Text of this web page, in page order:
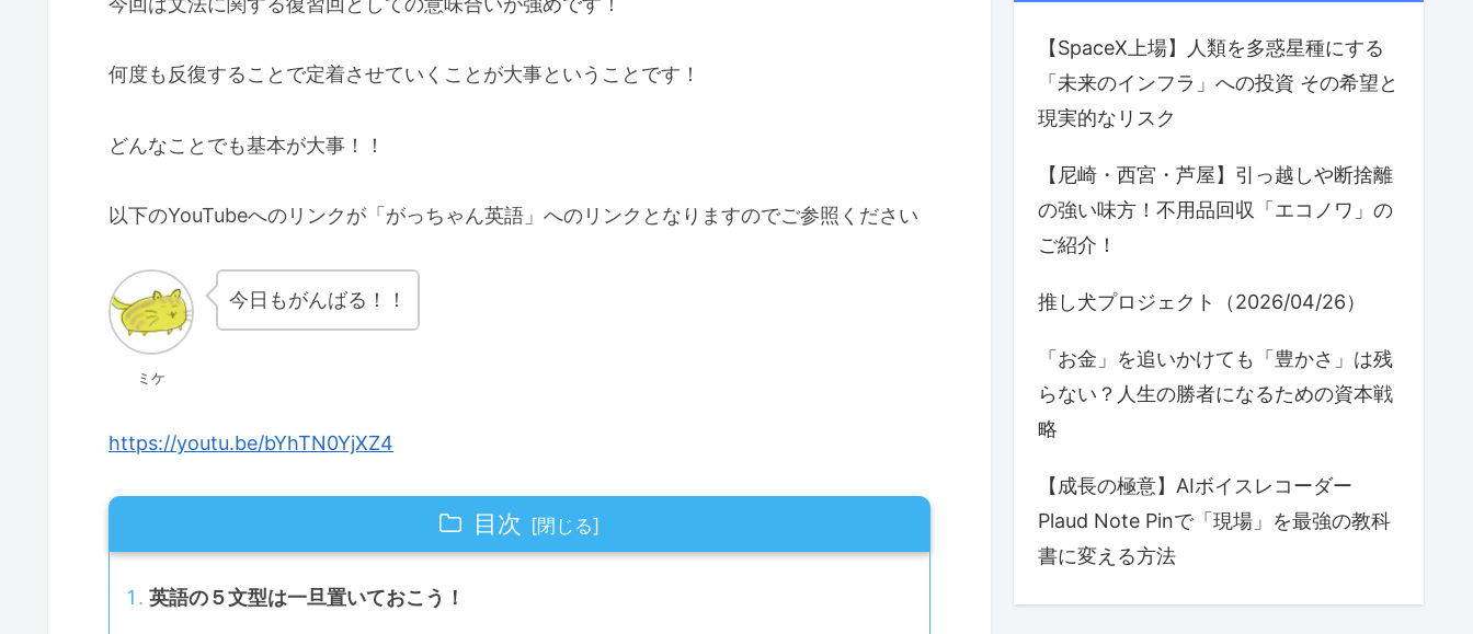
何度も反復することで定着させていくことが大事ということです！
どんなことでも基本が大事！！
以下のYouTubeへのリンクが「がっちゃん英語」へのリンクとなりますのでご参照ください
ミケ
今日もがんばる！！
https://youtu.be/bYhTN0YjXZ4
目次
英語の５文型は一旦置いておこう！
【SpaceX上場】人類を多惑星種にする
「未来のインフラ」への投資 その希望と
現実的なリスク
【尼崎・西宮・芦屋】引っ越しや断捨離
の強い味方！不用品回収「エコノワ」の
ご紹介！
推し犬プロジェクト（2026/04/26）
「お金」を追いかけても「豊かさ」は残
らない？人生の勝者になるための資本戦
略
【成長の極意】AIボイスレコーダー
Plaud Note Pinで「現場」を最強の教科
書に変える方法